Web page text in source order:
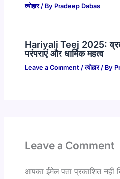
त्योहार/ By Pradeep Dabas
Hariyali Teej 2025: व्रत
परंपराएं और धार्मिक महत्व
Leave a Comment /त्योहार/ By
Leave a Comment
आपका ईमेल पता प्रकाशित नहीं